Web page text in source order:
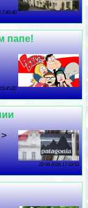
7:40:40
папе!
22 06 2026 17:33:53